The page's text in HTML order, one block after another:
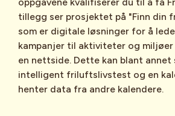
oppgavene kvalifiserer du til å få
tillegg ser prosjektet på "Finn din
som er digitale løsninger for å
kampanjer til aktiviteter og
en nettside. Dette kan blant annet
intelligent friluftslivstest og en
henter data fra andre kalendere.